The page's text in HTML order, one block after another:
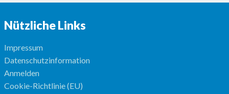
Nützliche Links
Impressum
Datenschutzinformation
Anmelden
Cookie-Richtlinie (EU)